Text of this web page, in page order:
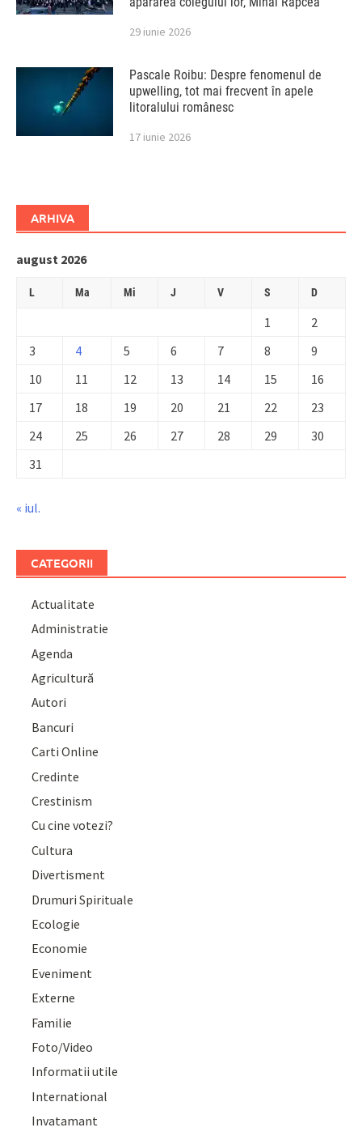
29 iunie 2026
Pascale Roibu: Despre fenomenul de
upwelling, tot mai frecvent în apele
litoralului românesc
17 iunie 2026
ARHIVA
august 2026
L Ma Mi J V S D
1
2
3
4 5 6 7 8
9
10
11 12 13 14 15
16
17
18 19 20 21 22
23
24
25 26 27 28 29
30
31
« iul.
CATEGORII
Actualitate
Administratie
Agenda
Agricultură
Autori
Bancuri
Carti Online
Credinte
Crestinism
Cu cine votezi?
Cultura
Divertisment
Drumuri Spirituale
Ecologie
Economie
Eveniment
Externe
Familie
Foto/Video
Informatii utile
International
Invatamant